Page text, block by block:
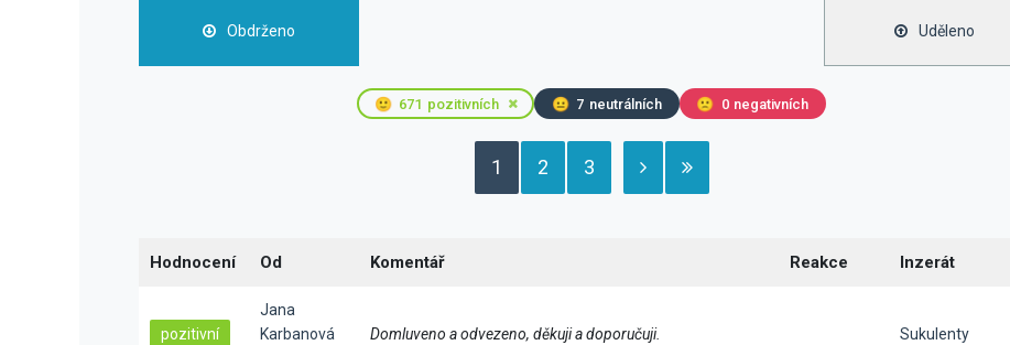
Obdrženo Uděleno
🙂 671 pozitivních 😐 7 neutrálních 🙁 0 negativních
1 2 3
Hodnocení Od Komentář Reakce Inzerát
pozitivní
Jana
Karbanová
Domluveno a odvezeno, děkuji a doporučuji. Sukulenty